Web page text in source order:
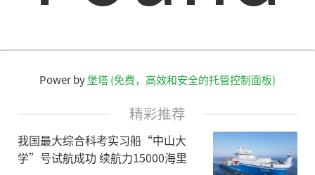
Power by堡塔 (免费，高效和安全的托管控制面板)
精彩推荐
我国最大综合科考实习船“中山大
学”号试航成功 续航力15000海里